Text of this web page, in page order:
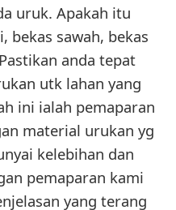
uruk. Apakah itu
bekas sawah, bekas
anda tepat
utk lahan yang
ini ialah pemaparan
material urukan yg
kelebihan dan
pemaparan kami
yang terang